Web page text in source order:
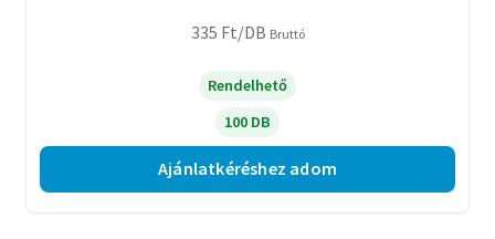
335 Ft/DB Bruttó
Rendelhető
100 DB
Ajánlatkéréshez adom